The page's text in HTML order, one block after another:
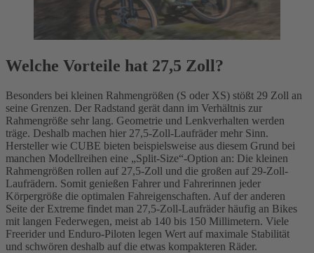
Welche Vorteile hat 27,5 Zoll?
Besonders bei kleinen Rahmengrößen (S oder XS) stößt 29 Zoll an
seine Grenzen. Der Radstand gerät dann im Verhältnis zur
Rahmengröße sehr lang. Geometrie und Lenkverhalten werden
träge. Deshalb machen hier 27,5-Zoll-Laufräder mehr Sinn.
Hersteller wie CUBE bieten beispielsweise aus diesem Grund bei
manchen Modellreihen eine „Split-Size“-Option an: Die kleinen
Rahmengrößen rollen auf 27,5-Zoll und die großen auf 29-Zoll-
Laufrädern. Somit genießen Fahrer und Fahrerinnen jeder
Körpergröße die optimalen Fahreigenschaften. Auf der anderen
Seite der Extreme findet man 27,5-Zoll-Laufräder häufig an Bikes
mit langen Federwegen, meist ab 140 bis 150 Millimetern. Viele
Freerider und Enduro-Piloten legen Wert auf maximale Stabilität
und schwören deshalb auf die etwas kompakteren Räder.